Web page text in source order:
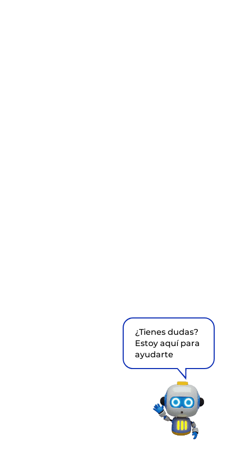
¿Tienes dudas?
Estoy aquí para
ayudarte